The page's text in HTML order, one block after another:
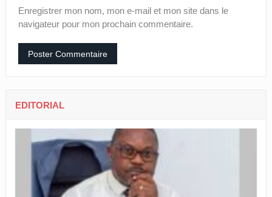
Enregistrer mon nom, mon e-mail et mon site dans le
navigateur pour mon prochain commentaire.
EDITORIAL